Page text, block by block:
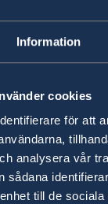
Information
cookies
för att
analysera vår
sådana
till de sociala
and ETA